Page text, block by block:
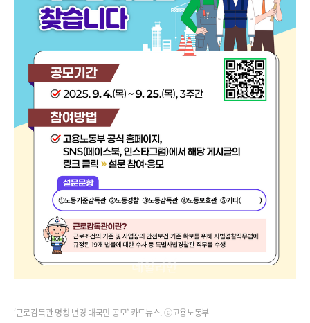
‘근로감독관 명칭 변경 대국민 공모’ 카드뉴스. ⓒ고용노동부